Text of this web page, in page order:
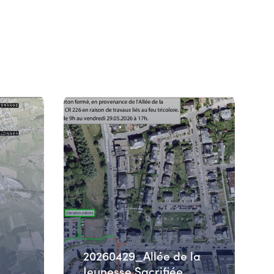
20260429_Allée de la
Jeunesse Sacrifiée